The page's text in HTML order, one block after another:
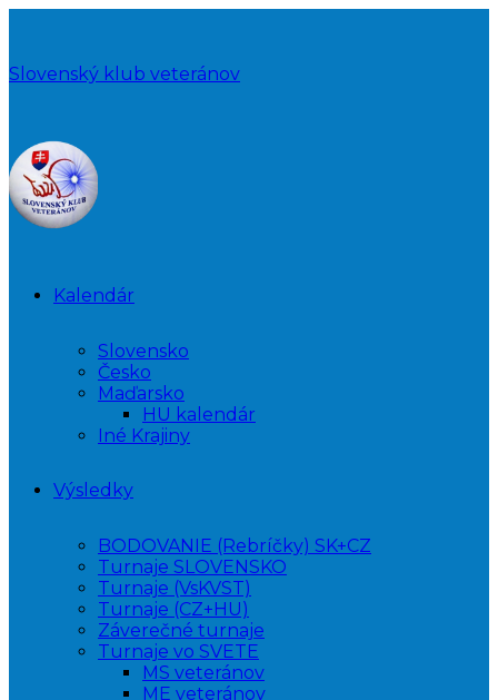
Slovenský klub veteránov
Kalendár
Slovensko
Česko
Maďarsko
HU kalendár
Iné Krajiny
Výsledky
BODOVANIE (Rebríčky) SK+CZ
Turnaje SLOVENSKO
Turnaje (VsKVST)
Turnaje (CZ+HU)
Záverečné turnaje
Turnaje vo SVETE
MS veteránov
ME veteránov